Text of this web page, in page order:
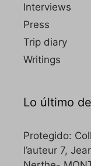
Interviews
Press
Trip diary
Writings
Lo último
Protegido:
l’auteur 7,